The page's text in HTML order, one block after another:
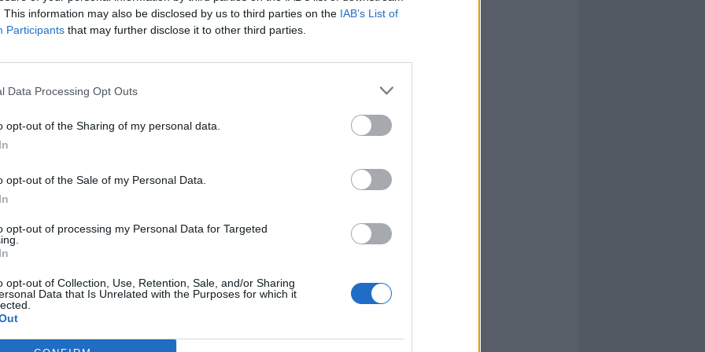
This information may also be disclosed by us to third parties on the IAB’s List of
Participants that may further disclose it to other third parties.
Data Processing Opt Outs
opt-out of the Sharing of my personal data.
opt-out of the Sale of my Personal Data.
opt-out of processing my Personal Data for Targeted
opt-out of Collection, Use, Retention, Sale, and/or Sharing
Data that Is Unrelated with the Purposes for which it
va al di là di quelli che possono essere
in termini politici». Ha ancora senso
avere un vincolo comune soprattutto
costituzionale.Questa vicenda mette
più presto». Quale? «La questione
il rapporto tra Commissione europea ed
situazione andrebbe rivalutata al più
nei rapporti con il Parlamento
qualcosa. Guardiamo per esempio la
list stilata dalla Commissione sulle
europee del progetto TEN (Trans-
di cui sono relatore: tale
contro le procedure dei Trattati e rischia
progetto fondamentale per aumentare i